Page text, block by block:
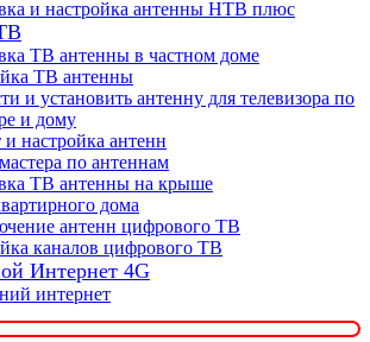
и настройка антенны НТВ плюс
ТВ антенны в частном доме
ТВ антенны
и установить антенну для телевизора по
и дому
настройка антенн
по антеннам
ТВ антенны на крыше
дома
антенн цифрового ТВ
каналов цифрового ТВ
Интернет 4G
интернет